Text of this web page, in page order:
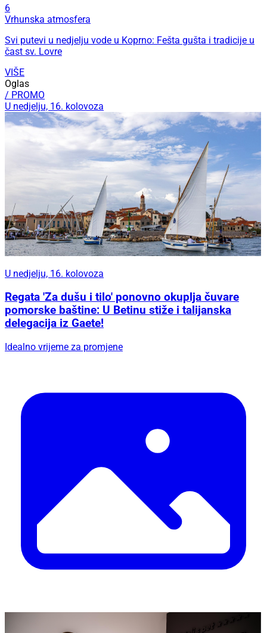
6
Vrhunska atmosfera
Svi putevi u nedjelju vode u Koprno: Fešta gušta i tradicije u
čast sv. Lovre
VIŠE
Oglas
/ PROMO
U nedjelju, 16. kolovoza
U nedjelju, 16. kolovoza
Regata 'Za dušu i tilo' ponovno okuplja čuvare
pomorske baštine: U Betinu stiže i talijanska
delegacija iz Gaete!
Idealno vrijeme za promjene